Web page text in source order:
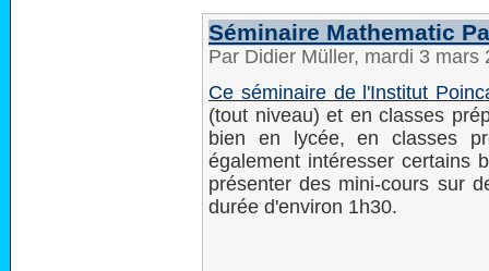
Séminaire Mathematic
Par Didier Müller, mardi 3
Ce séminaire de l'Institut
(tout niveau) et en classes
bien en lycée, en classes
également intéresser certains
présenter des mini-cours sur
durée d'environ 1h30.